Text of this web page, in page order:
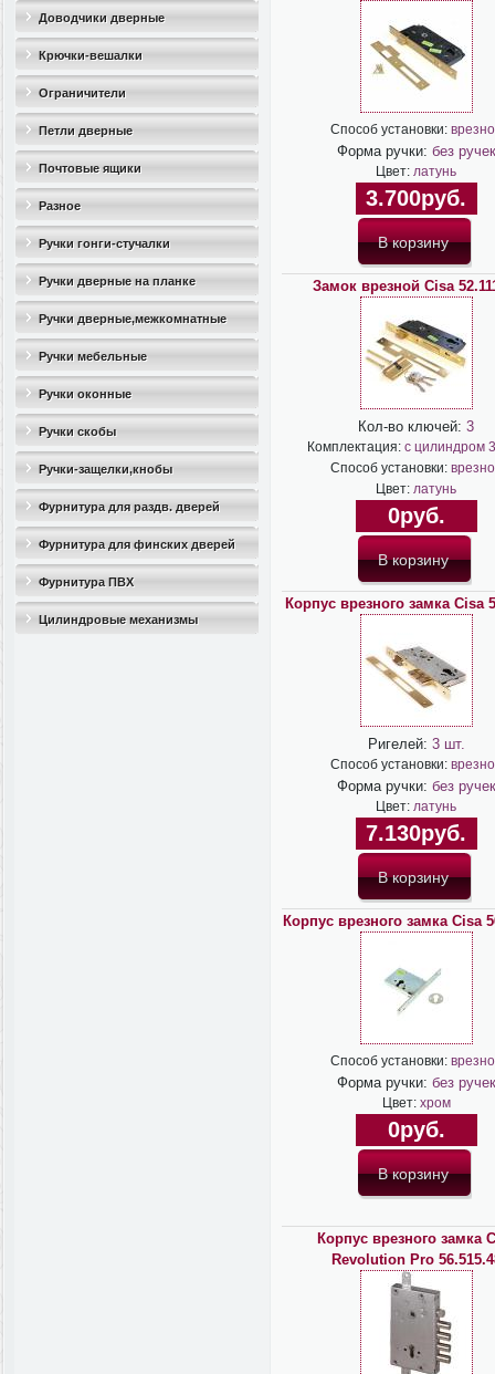
Доводчики дверные
Крючки-вешалки
Ограничители
дверные(стопоры)
Петли дверные
Почтовые ящики
Разное
Ручки гонги-стучалки
Ручки дверные на планке
Ручки дверные,межкомнатные
Ручки мебельные
Ручки оконные
Ручки скобы
Ручки-защелки,кнобы
Фурнитура для раздв. дверей
Фурнитура для финских дверей
Фурнитура ПВХ
Цилиндровые механизмы
Способ установки:
Форма ручки: без ручек
Цвет: латунь
3.700руб.
Замок врезной Cisa
Кол-во ключей: 3
Комплектация: с цилиндром
Способ установки:
Цвет: латунь
0руб.
Корпус врезного замка Cisa
Ригелей: 3 шт.
Способ установки:
Форма ручки: без ручек
Цвет: латунь
7.130руб.
Корпус врезного замка Cisa
Способ установки:
Форма ручки: без ручек
Цвет: хром
0руб.
Корпус врезного замка
Revolution Pro